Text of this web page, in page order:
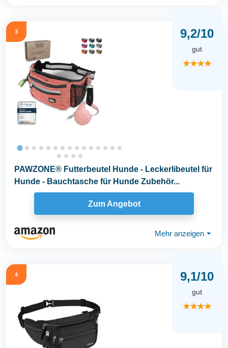
3 9,2/10
gut
★★★★
PAWZONE® Futterbeutel Hunde - Leckerlibeutel für
Hunde - Bauchtasche für Hunde Zubehör...
Zum Angebot
Mehr anzeigen ⏷
4 9,1/10
gut
★★★★